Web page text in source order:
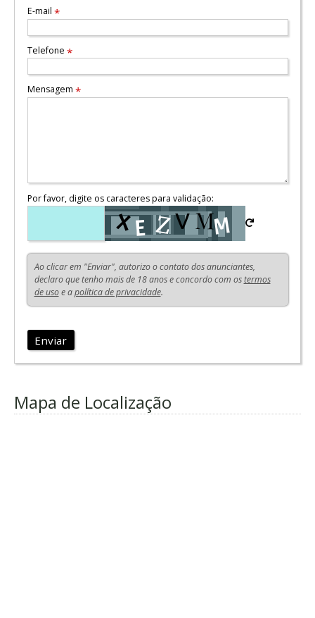
E-mail *
Telefone *
Mensagem *
Por favor, digite os caracteres para validação:
Ao clicar em "Enviar", autorizo o contato dos anunciantes,
declaro que tenho mais de 18 anos e concordo com ostermos
de usoe apolítica de privacidade.
Enviar
Mapa de Localização